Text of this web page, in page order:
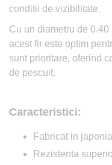
conditii de vizibilitate.
Cu un diametru de
acest fir este optim
sunt prioritare, oferind
de pescuit.
Caracteristici:
Fabricat in
Rezistenta